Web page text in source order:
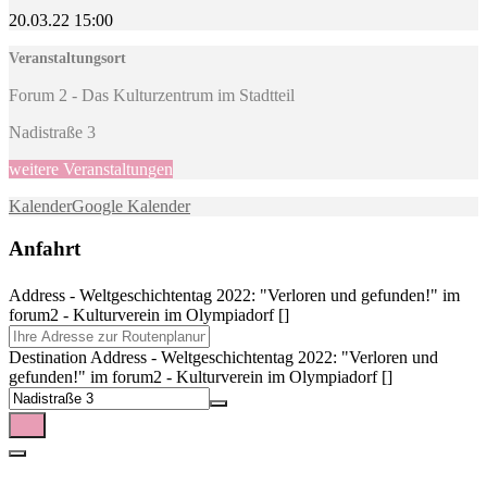
20.03.22 15:00
Veranstaltungsort
Forum 2 - Das Kulturzentrum im Stadtteil
Nadistraße 3
weitere Veranstaltungen
KalenderGoogle Kalender
Anfahrt
Address - Weltgeschichtentag 2022: "Verloren und gefunden!" im
forum2 - Kulturverein im Olympiadorf []
Destination Address - Weltgeschichtentag 2022: "Verloren und
gefunden!" im forum2 - Kulturverein im Olympiadorf []